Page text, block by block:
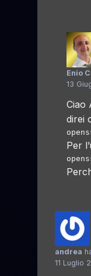
Enio
13
Ciao
direi
Per
andrea
11 Luglio